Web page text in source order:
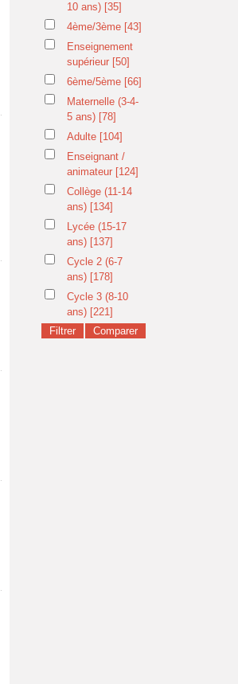
10 ans) [35]
4ème/3ème [43]
Enseignement
supérieur [50]
6ème/5ème [66]
Maternelle (3-4-
5 ans) [78]
Adulte [104]
Enseignant /
animateur [124]
Collège (11-14
ans) [134]
Lycée (15-17
ans) [137]
Cycle 2 (6-7
ans) [178]
Cycle 3 (8-10
ans) [221]